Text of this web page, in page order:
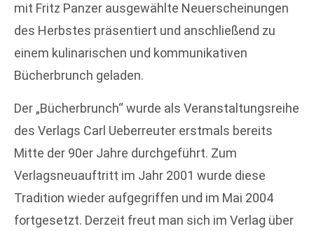
mit Fritz Panzer ausgewählte Neuerscheinungen
des Herbstes präsentiert und anschließend zu
einem kulinarischen und kommunikativen
Bücherbrunch geladen.
Der „Bücherbrunch“ wurde als Veranstaltungsreihe
des Verlags Carl Ueberreuter erstmals bereits
Mitte der 90er Jahre durchgeführt. Zum
Verlagsneuauftritt im Jahr 2001 wurde diese
Tradition wieder aufgegriffen und im Mai 2004
fortgesetzt. Derzeit freut man sich im Verlag über